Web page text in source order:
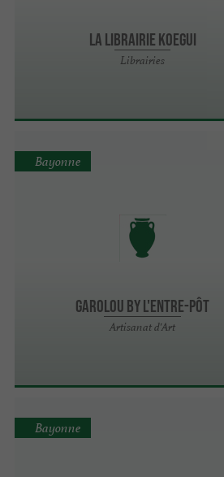
La Librairie Koegui
Librairies
Garolou by l'entre-pôt
Artisanat d'Art
Bayonne
Bayonne